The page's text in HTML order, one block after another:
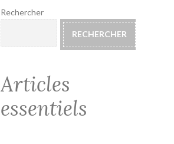
Rechercher
RECHERCHER
Articles
essentiels